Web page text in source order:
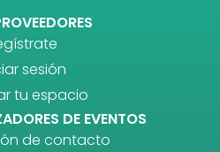
sesión
tu espacio
DE EVENTOS
de contacto